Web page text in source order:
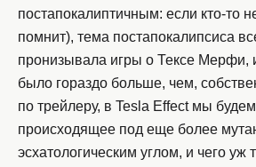
постапокалиптичным: если кто-то
помнит), тема постапокалипсиса
пронизывала игры о Тексе Мерфи,
было гораздо больше, чем,
по трейлеру, в Tesla Effect мы
происходящее под еще более
эсхатологическим углом, и чего уж